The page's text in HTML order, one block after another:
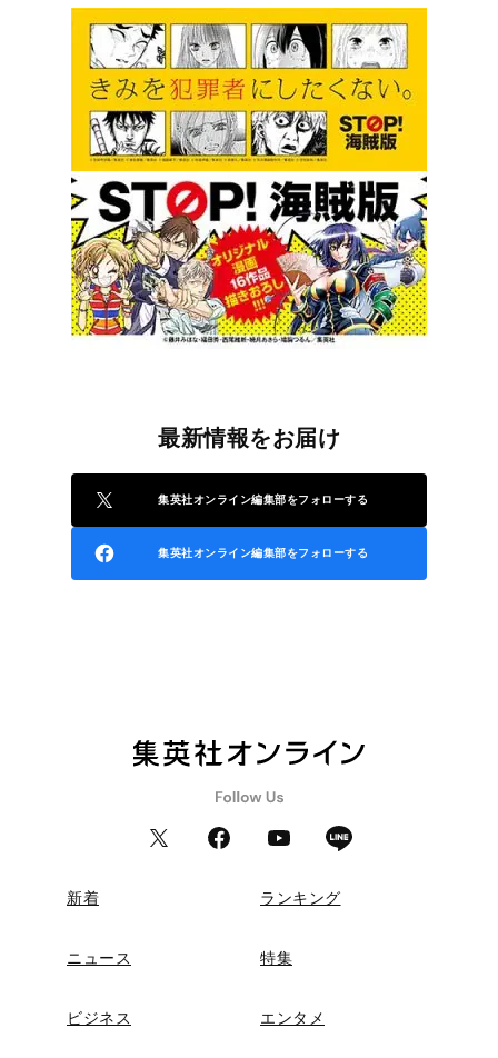
最新情報をお届け
集英社オンライン編集部をフォローする
集英社オンライン編集部をフォローする
新着 ランキング
ニュース 特集
ビジネス エンタメ